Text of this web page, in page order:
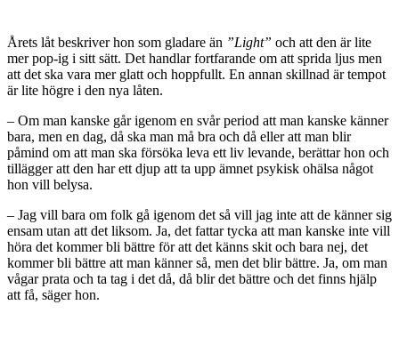
Årets låt beskriver hon som gladare än ”Light” och att den är lite
mer pop-ig i sitt sätt. Det handlar fortfarande om att sprida ljus men
att det ska vara mer glatt och hoppfullt. En annan skillnad är tempot
är lite högre i den nya låten.
– Om man kanske går igenom en svår period att man kanske känner
bara, men en dag, då ska man må bra och då eller att man blir
påmind om att man ska försöka leva ett liv levande, berättar hon och
tillägger att den har ett djup att ta upp ämnet psykisk ohälsa något
hon vill belysa.
– Jag vill bara om folk gå igenom det så vill jag inte att de känner sig
ensam utan att det liksom. Ja, det fattar tycka att man kanske inte vill
höra det kommer bli bättre för att det känns skit och bara nej, det
kommer bli bättre att man känner så, men det blir bättre. Ja, om man
vågar prata och ta tag i det då, då blir det bättre och det finns hjälp
att få, säger hon.